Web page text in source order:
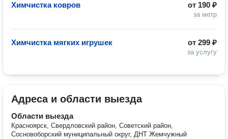
от 190 ₽
за метр
Химчистка ковров
от 299 ₽
за услугу
Химчистка мягких игрушек
Адреса и области выезда
Области выезда
Красноярск, Свердловский район, Советский район,
Сосновоборский муниципальный округ, ДНТ Жемчужный